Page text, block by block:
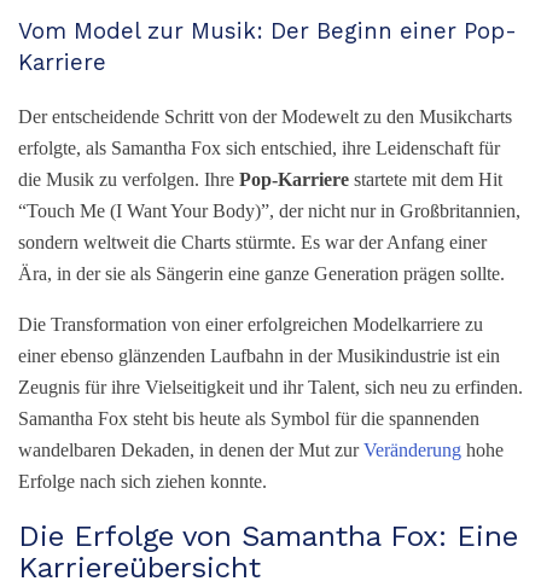
Vom Model zur Musik: Der Beginn einer Pop-
Karriere
Der entscheidende Schritt von der Modewelt zu den Musikcharts
erfolgte, als Samantha Fox sich entschied, ihre Leidenschaft für
die Musik zu verfolgen. Ihre Pop-Karriere startete mit dem Hit
“Touch Me (I Want Your Body)”, der nicht nur in Großbritannien,
sondern weltweit die Charts stürmte. Es war der Anfang einer
Ära, in der sie als Sängerin eine ganze Generation prägen sollte.
Die Transformation von einer erfolgreichen Modelkarriere zu
einer ebenso glänzenden Laufbahn in der Musikindustrie ist ein
Zeugnis für ihre Vielseitigkeit und ihr Talent, sich neu zu erfinden.
Samantha Fox steht bis heute als Symbol für die spannenden
wandelbaren Dekaden, in denen der Mut zurVeränderung hohe
Erfolge nach sich ziehen konnte.
Die Erfolge von Samantha Fox: Eine
Karriereübersicht